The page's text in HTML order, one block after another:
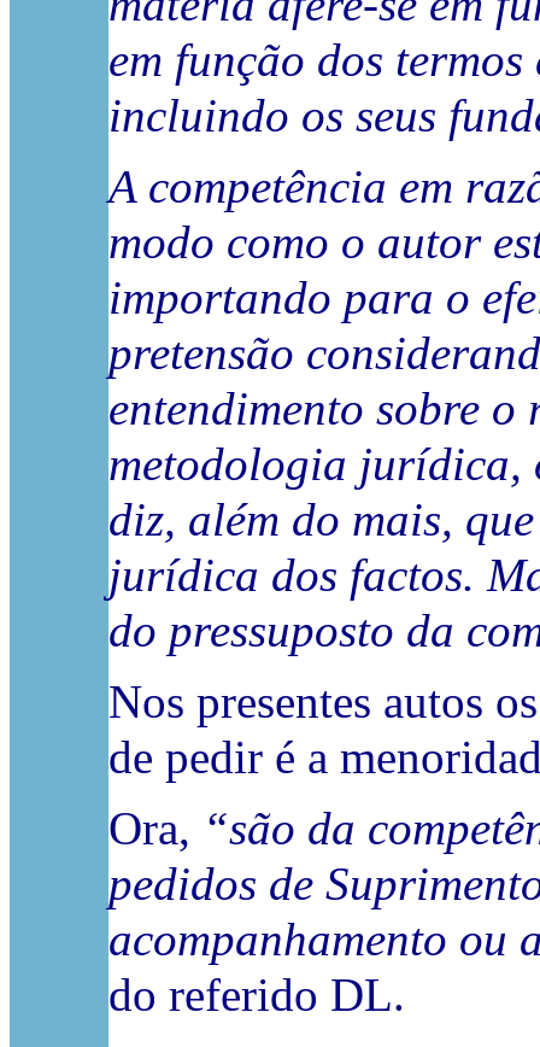
em função dos
incluindo os seus
A competência em
modo como o autor
importando para o
pretensão
entendimento sobre
metodologia jurídica,
diz, além do mais,
jurídica dos factos.
do pressuposto da
Nos presentes autos
de pedir é a
Ora, “são da
pedidos de
acompanhamento ou
do referido DL.